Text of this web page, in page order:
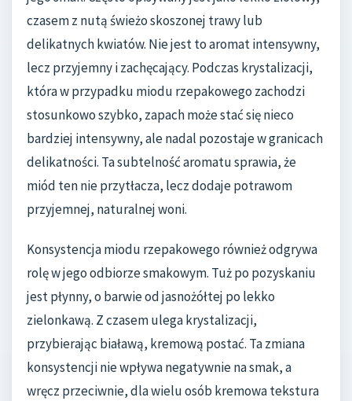
czasem z nutą świeżo skoszonej trawy lub
delikatnych kwiatów. Nie jest to aromat intensywny,
lecz przyjemny i zachęcający. Podczas krystalizacji,
która w przypadku miodu rzepakowego zachodzi
stosunkowo szybko, zapach może stać się nieco
bardziej intensywny, ale nadal pozostaje w granicach
delikatności. Ta subtelność aromatu sprawia, że
miód ten nie przytłacza, lecz dodaje potrawom
przyjemnej, naturalnej woni.
Konsystencja miodu rzepakowego również odgrywa
rolę w jego odbiorze smakowym. Tuż po pozyskaniu
jest płynny, o barwie od jasnożółtej po lekko
zielonkawą. Z czasem ulega krystalizacji,
przybierając białawą, kremową postać. Ta zmiana
konsystencji nie wpływa negatywnie na smak, a
wręcz przeciwnie, dla wielu osób kremowa tekstura